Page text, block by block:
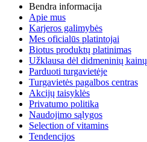
Bendra informacija
Apie mus
Karjeros galimybės
Mes oficialūs platintojai
Biotus produktų platinimas
Užklausa dėl didmeninių kainų
Parduoti turgavietėje
Turgavietės pagalbos centras
Akcijų taisyklės
Privatumo politika
Naudojimo sąlygos
Selection of vitamins
Tendencijos